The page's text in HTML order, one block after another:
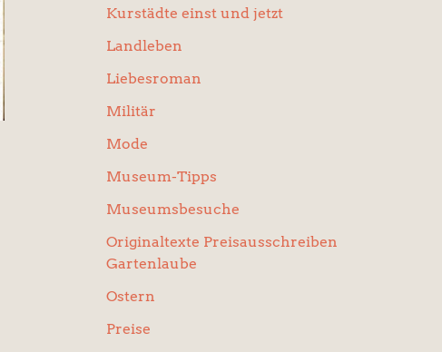
Kurstädte einst und jetzt
Landleben
Liebesroman
Militär
Mode
Museum-Tipps
Museumsbesuche
Originaltexte Preisausschreiben
Gartenlaube
Ostern
Preise